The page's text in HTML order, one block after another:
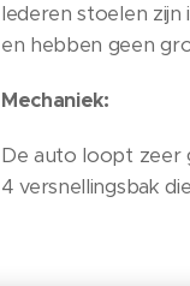
lederen stoelen
en hebben geen
Mechaniek:
De auto loopt zeer
4 versnellingsbak